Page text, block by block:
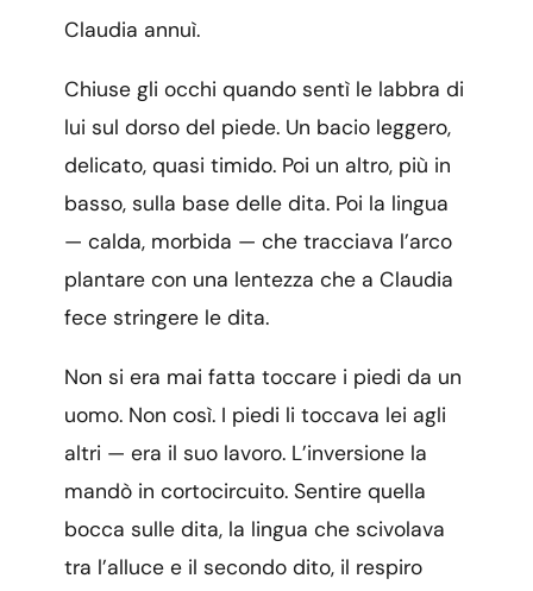
Claudia annuì.
Chiuse gli occhi quando sentì le labbra di
lui sul dorso del piede. Un bacio leggero,
delicato, quasi timido. Poi un altro, più in
basso, sulla base delle dita. Poi la lingua
— calda, morbida — che tracciava l’arco
plantare con una lentezza che a Claudia
fece stringere le dita.
Non si era mai fatta toccare i piedi da un
uomo. Non così. I piedi li toccava lei agli
altri — era il suo lavoro. L’inversione la
mandò in cortocircuito. Sentire quella
bocca sulle dita, la lingua che scivolava
tra l’alluce e il secondo dito, il respiro